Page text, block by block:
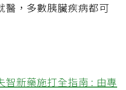
醫，多數胰臟疾病都可
智新藥施打全指南 : 由專